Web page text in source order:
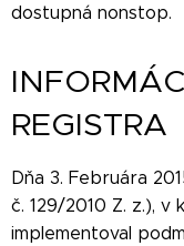
dostupná nonstop.
REGISTRA
Dňa 3. Februára
č. 129/2010 Z. z.),
implementoval